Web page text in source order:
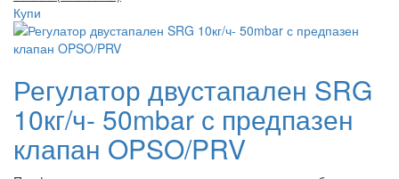
Купи
Регулатор двустапален SRG
10кг/ч- 50mbar с предпазен
клапан OPSO/PRV